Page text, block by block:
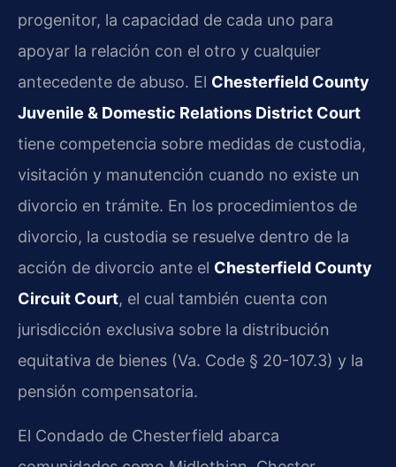
progenitor, la capacidad de cada uno para
apoyar la relación con el otro y cualquier
antecedente de abuso. El Chesterfield County
Juvenile & Domestic Relations District Court
tiene competencia sobre medidas de custodia,
visitación y manutención cuando no existe un
divorcio en trámite. En los procedimientos de
divorcio, la custodia se resuelve dentro de la
acción de divorcio ante el Chesterfield County
Circuit Court, el cual también cuenta con
jurisdicción exclusiva sobre la distribución
equitativa de bienes (Va. Code § 20-107.3) y la
pensión compensatoria.
El Condado de Chesterfield abarca